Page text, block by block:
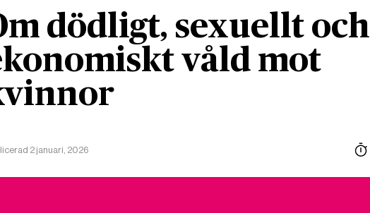
dödligt, sexuellt och
våld mot
2 januari, 2026